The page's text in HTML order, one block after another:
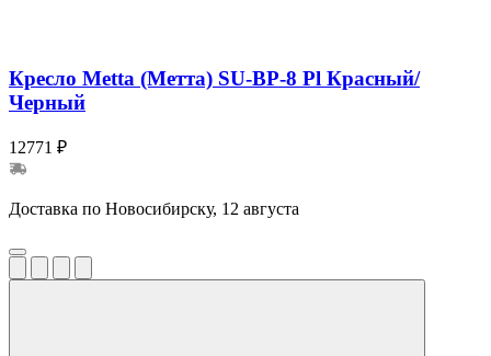
Кресло Metta (Метта) SU-BP-8 Pl Красный/
Черный
12771 ₽
Доставка по Новосибирску, 12 августа